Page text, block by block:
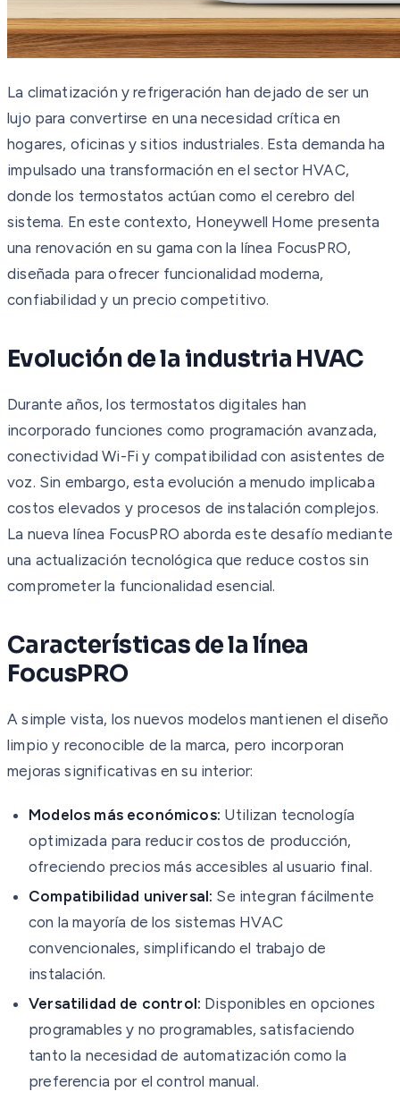
La climatización y refrigeración han dejado de ser un
lujo para convertirse en una necesidad crítica en
hogares, oficinas y sitios industriales. Esta demanda ha
impulsado una transformación en el sector HVAC,
donde los termostatos actúan como el cerebro del
sistema. En este contexto, Honeywell Home presenta
una renovación en su gama con la línea FocusPRO,
diseñada para ofrecer funcionalidad moderna,
confiabilidad y un precio competitivo.
Evolución de la industria HVAC
Durante años, los termostatos digitales han
incorporado funciones como programación avanzada,
conectividad Wi-Fi y compatibilidad con asistentes de
voz. Sin embargo, esta evolución a menudo implicaba
costos elevados y procesos de instalación complejos.
La nueva línea FocusPRO aborda este desafío mediante
una actualización tecnológica que reduce costos sin
comprometer la funcionalidad esencial.
Características de la línea
FocusPRO
A simple vista, los nuevos modelos mantienen el diseño
limpio y reconocible de la marca, pero incorporan
mejoras significativas en su interior:
Modelos más económicos: Utilizan tecnología
optimizada para reducir costos de producción,
ofreciendo precios más accesibles al usuario final.
Compatibilidad universal: Se integran fácilmente
con la mayoría de los sistemas HVAC
convencionales, simplificando el trabajo de
instalación.
Versatilidad de control: Disponibles en opciones
programables y no programables, satisfaciendo
tanto la necesidad de automatización como la
preferencia por el control manual.